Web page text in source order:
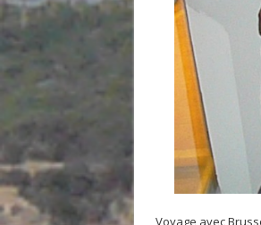
Voyage avec